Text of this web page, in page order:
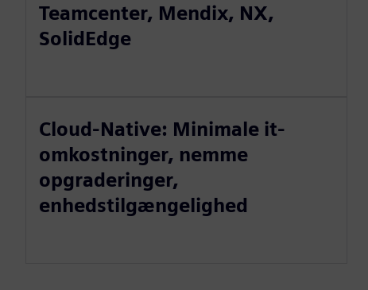
Teamcenter, Mendix, NX,
SolidEdge
Cloud-Native: Minimale it-
omkostninger, nemme
opgraderinger,
enhedstilgængelighed